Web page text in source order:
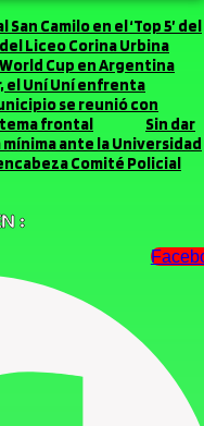
Camilo en el ‘Top 5’ del
Liceo Corina Urbina
Cup en Argentina
el Uní Uní enfrenta
se reunió con
frontal
Sin dar
ante la Universidad
Comité Policial
: